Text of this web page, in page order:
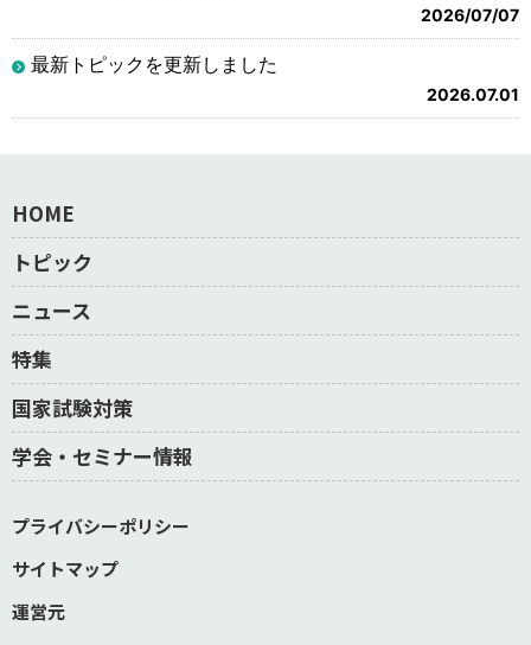
2026/07/07
最新トピックを更新しました
2026.07.01
HOME
トピック
ニュース
特集
国家試験対策
学会・セミナー情報
プライバシーポリシー
サイトマップ
運営元